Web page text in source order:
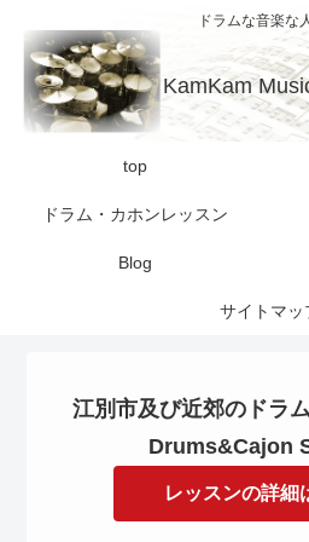
ドラムな音楽な
KamKam
top
ドラム・カホンレッスン
Blog
サイトマッ
江別市及び近郊のドラ
Drums&Cajon
レッスンの詳細